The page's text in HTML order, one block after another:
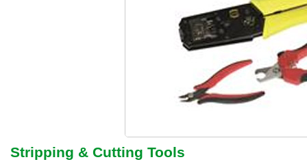
Stripping & Cutting Tools